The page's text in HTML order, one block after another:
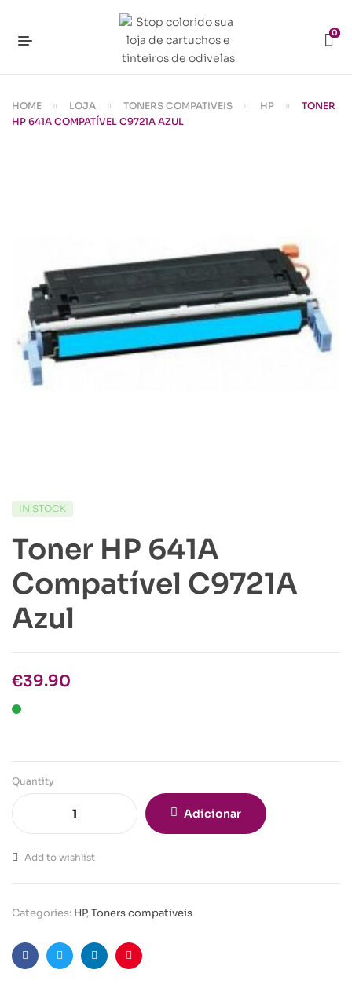
0
HOME LOJA TONERS COMPATIVEIS HP
TONER
HP 641A COMPATÍVEL C9721A AZUL
IN STOCK
Toner HP 641A
Compatível C9721A
Azul
€39.90
Quantity
Adicionar
Add to wishlist
Categories: HP,Toners compativeis
FacebookTwitterLinkedinPinterest